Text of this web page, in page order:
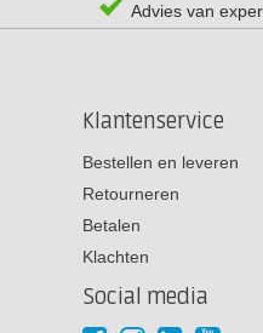
Advies van
Klantenservice
Bestellen en leveren
Retourneren
Betalen
Klachten
Social media